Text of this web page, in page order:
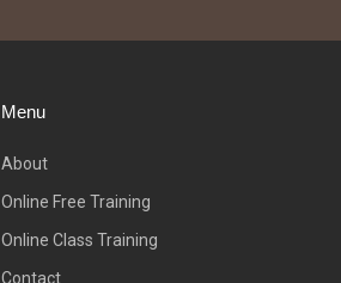
Menu
About
Online Free Training
Online Class Training
Contact